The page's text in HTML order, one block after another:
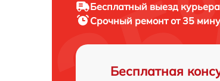
Бесплатный выезд курьера
Срочный ремонтот 35
Бесплатная